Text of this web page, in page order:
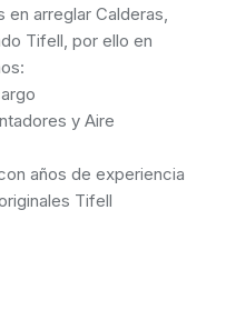
en arreglar Calderas,
Tifell, por ello en
y Aire
años de experiencia
Tifell